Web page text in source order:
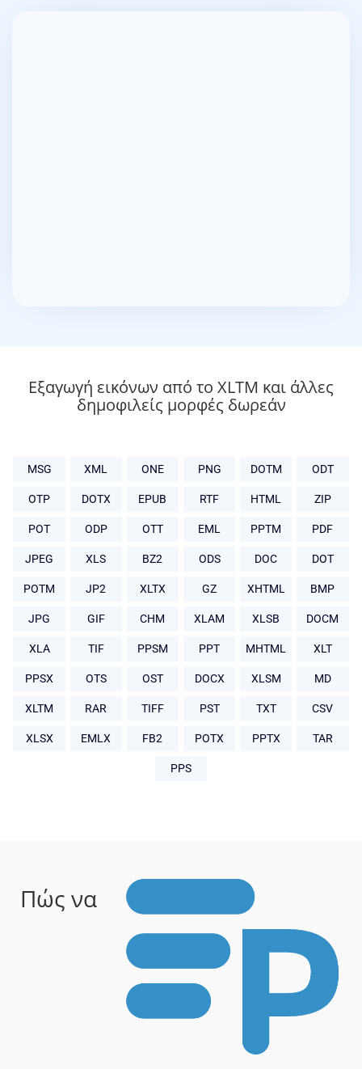
Εξαγωγή εικόνων από το XLTM και άλλες
δημοφιλείς μορφές δωρεάν
MSG XML ONE PNG DOTM ODT
OTP DOTX EPUB RTF HTML ZIP
POT ODP OTT EML PPTM PDF
JPEG XLS BZ2 ODS DOC DOT
POTM JP2 XLTX GZ XHTML BMP
JPG GIF CHM XLAM XLSB DOCM
XLA TIF PPSM PPT MHTML XLT
PPSX OTS OST DOCX XLSM MD
XLTM RAR TIFF PST TXT CSV
XLSX EMLX FB2 POTX PPTX TAR
PPS
Πώς να